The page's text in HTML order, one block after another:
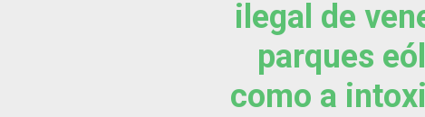
ilegal de
parques
como a